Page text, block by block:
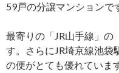
59戸の分譲マンションで
最寄りの「JR山手線」の
す。さらにJR埼京線池袋
の便がとても優れていま